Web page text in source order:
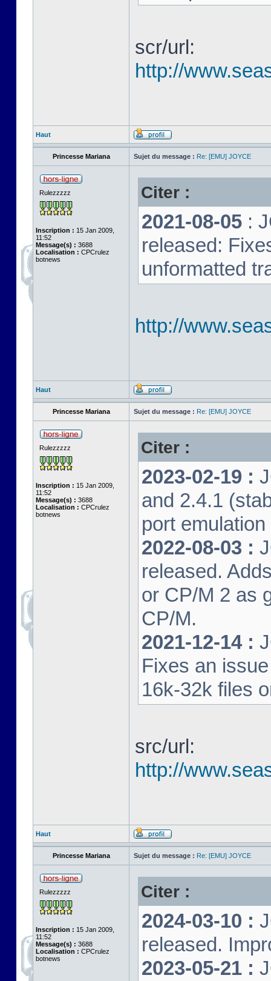
scr/url:
http://
Haut
Princesse Mariana Sujet du message : Re: [EMU] JOYCE
Rulezzzzz
Inscription : 15 Jan 2009,
11:52
Message(s) : 3688
Localisation : CPCrulez
botnews
Citer :
2021-08-05 :
released:
unformatted
http://
Haut
Princesse Mariana Sujet du message : Re: [EMU] JOYCE
Rulezzzzz
Inscription : 15 Jan 2009,
11:52
Message(s) : 3688
Localisation : CPCrulez
botnews
Citer :
2023-02-19 :
and 2.4.1
port
2022-08-03 :
released.
or CP/M 2 as
CP/M.
2021-12-14 :
Fixes an
16k-32k files
src/url:
http://
Haut
Princesse Mariana Sujet du message : Re: [EMU] JOYCE
Rulezzzzz
Inscription : 15 Jan 2009,
11:52
Message(s) : 3688
Localisation : CPCrulez
botnews
Citer :
2024-03-10 :
released.
2023-05-21 :